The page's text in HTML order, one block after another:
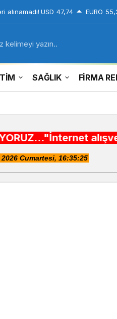
alınamadı! USD 47,74 EURO
kelimeyi yazın..
SAĞLIK FİRMA